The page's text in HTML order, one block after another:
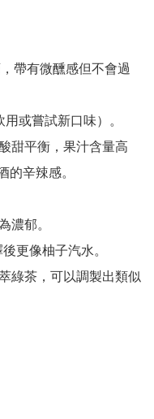
帶有微醺感但不會過
或嘗試新口味）。
甜平衡，果汁含量高
的辛辣感。
濃郁。
更像柚子汽水。
綠茶，可以調製出類似